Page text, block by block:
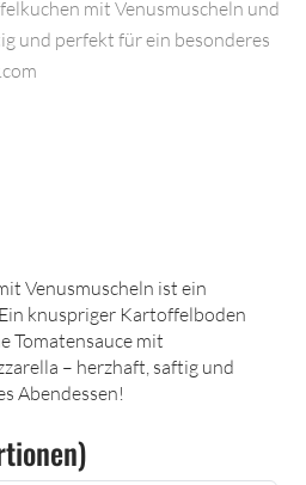
mit Venusmuscheln und
und perfekt für ein besonderes
Venusmuscheln ist ein
knuspriger Kartoffelboden
Tomatensauce mit
– herzhaft, saftig und
Abendessen!